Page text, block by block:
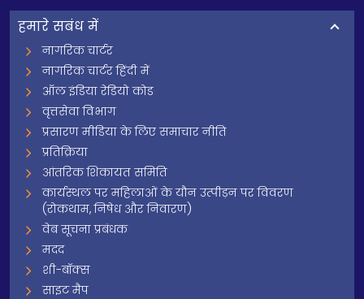
हमारे सबंध में
नागरिक चार्टर
नागरिक चार्टर हिंदी में
ऑल इंडिया रेडियो कोड
वृत्तसेवा विभाग
प्रसारण मीडिया के लिए समाचार नीति
प्रतिक्रिया
आंतरिक शिकायत समिति
कार्यस्थल पर महिलाओं के यौन उत्पीड़न पर विवरण
(रोकथाम, निषेध और निवारण)
वेब सूचना प्रबंधक
मदद
शी-बॉक्स
साइट मैप